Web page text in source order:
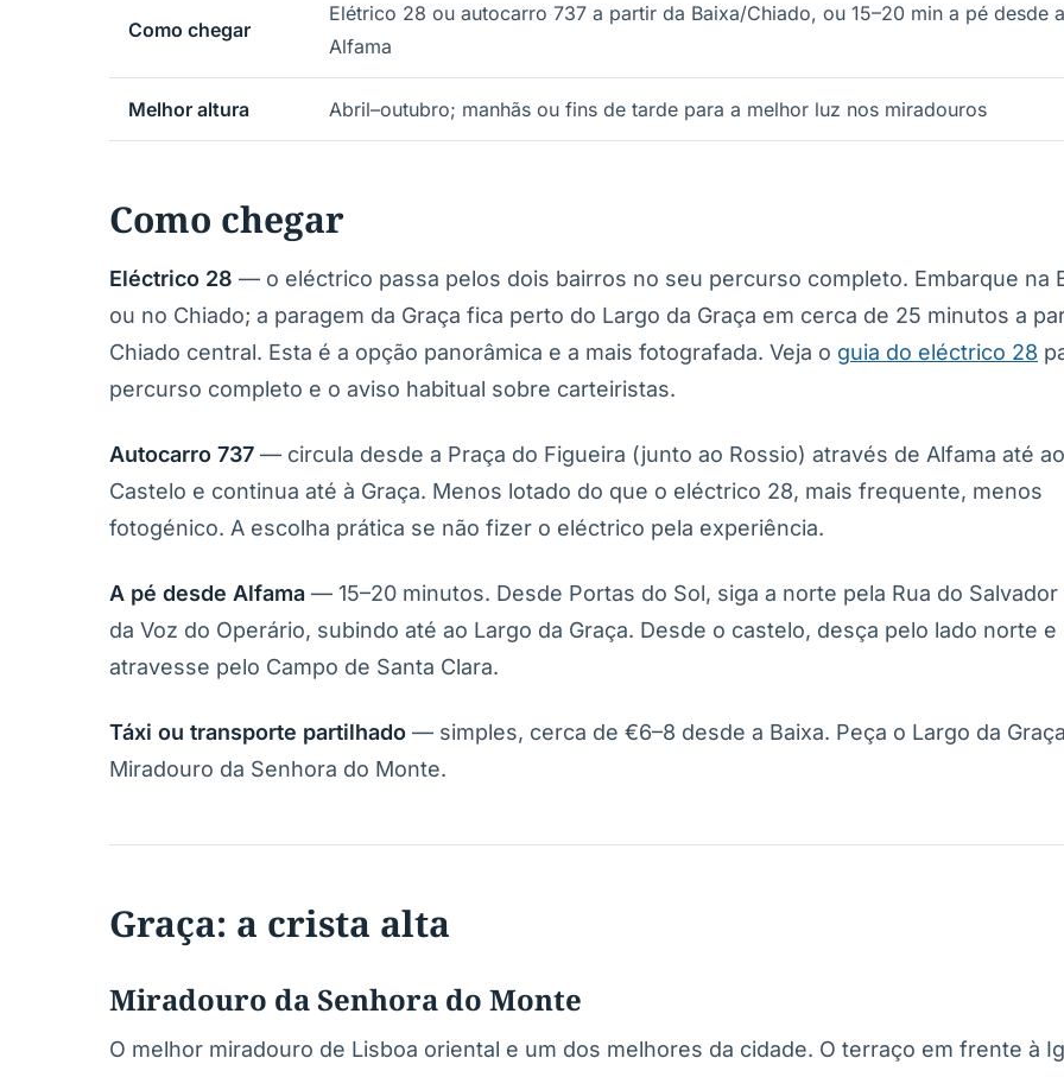
Como chegar
Elétrico 28 ou autocarro 737 a partir da Baixa/Chiado, ou 15–20 min a pé desde a
Alfama
Melhor altura Abril–outubro; manhãs ou fins de tarde para a melhor luz nos miradouros
Como chegar
Eléctrico 28 — o eléctrico passa pelos dois bairros no seu percurso completo. Embarque na
ou no Chiado; a paragem da Graça fica perto do Largo da Graça em cerca de 25 minutos a
Chiado central. Esta é a opção panorâmica e a mais fotografada. Veja o guia do eléctrico 28
percurso completo e o aviso habitual sobre carteiristas.
Autocarro 737 — circula desde a Praça do Figueira (junto ao Rossio) através de Alfama até ao
Castelo e continua até à Graça. Menos lotado do que o eléctrico 28, mais frequente, menos
fotogénico. A escolha prática se não fizer o eléctrico pela experiência.
A pé desde Alfama — 15–20 minutos. Desde Portas do Sol, siga a norte pela Rua do Salvador
da Voz do Operário, subindo até ao Largo da Graça. Desde o castelo, desça pelo lado norte e
atravesse pelo Campo de Santa Clara.
Táxi ou transporte partilhado — simples, cerca de €6–8 desde a Baixa. Peça o Largo da
Miradouro da Senhora do Monte.
Graça: a crista alta
Miradouro da Senhora do Monte
O melhor miradouro de Lisboa oriental e um dos melhores da cidade. O terraço em frente à